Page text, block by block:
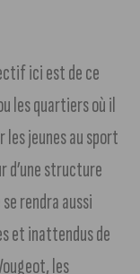
ici est de ce
les quartiers où il
les jeunes au sport
d’une structure
rendra aussi
et inattendus de
les